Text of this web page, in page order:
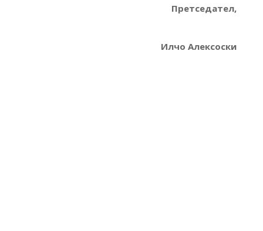
Претседател,
Илчо Алексоски